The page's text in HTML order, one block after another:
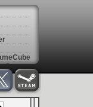
[
GK] Kingdom Hearts : accusé d'utiliser l'IA générative sur son visuel de promo, Square Enix invoque « l'erreur humaine »
[
GK] Inspiré par System Shock 2 et Doom 3, le FPS DERELIKT veut vous foutre la trouille à la fin 2026